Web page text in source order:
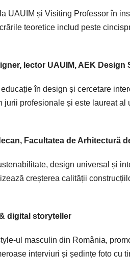
UAUIM și Visiting Professor în
teoretice includ peste
lector UAUIM, AEK Design
în design și cercetare
profesionale și este laureat
Facultatea de Arhitectură
design universal și
creșterea calității
digital storyteller
ul masculin din România,
interviuri și ședințe foto cu